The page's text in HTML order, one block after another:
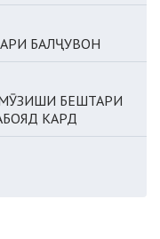
БАЛҶУВОН
БЕШТАРИ
КАРД